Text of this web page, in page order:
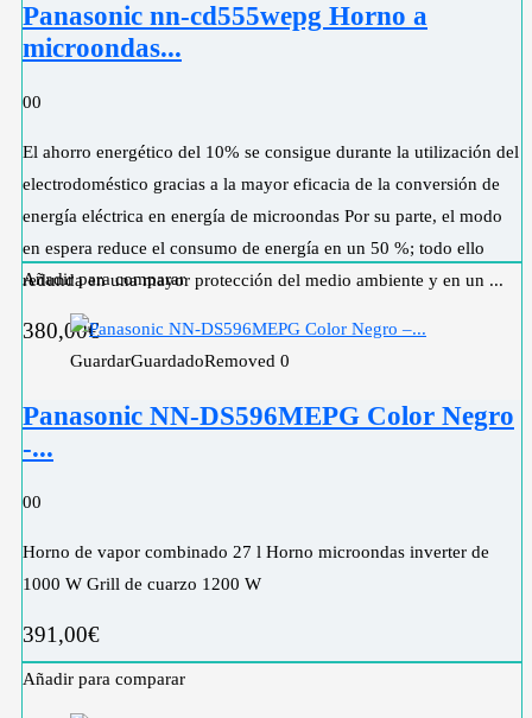
Panasonic nn-cd555wepg Horno a
microondas...
00
El ahorro energético del 10% se consigue durante la utilización del
electrodoméstico gracias a la mayor eficacia de la conversión de
energía eléctrica en energía de microondas Por su parte, el modo
en espera reduce el consumo de energía en un 50 %; todo ello
redunda en una mayor protección del medio ambiente y en un ...
380,00€
Añadir para comparar
GuardarGuardadoRemoved 0
Panasonic NN-DS596MEPG Color Negro
-...
00
Horno de vapor combinado 27 l Horno microondas inverter de
1000 W Grill de cuarzo 1200 W
391,00€
Añadir para comparar